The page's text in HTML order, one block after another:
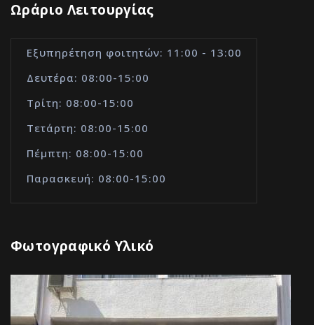
Ωράριο Λειτουργίας
Εξυπηρέτηση φοιτητών: 11:00 - 13:00
Δευτέρα: 08:00-15:00
Τρίτη: 08:00-15:00
Τετάρτη: 08:00-15:00
Πέμπτη: 08:00-15:00
Παρασκευή: 08:00-15:00
Φωτογραφικό Υλικό